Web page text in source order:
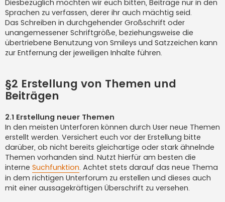
Diesbezüglich möchten wir euch bitten, Beiträge nur in den
Sprachen zu verfassen, derer ihr auch mächtig seid.
Das Schreiben in durchgehender Großschrift oder
unangemessener Schriftgröße, beziehungsweise die
übertriebene Benutzung von Smileys und Satzzeichen kann
zur Entfernung der jeweiligen Inhalte führen.
§2 Erstellung von Themen und
Beiträgen
2.1 Erstellung neuer Themen
In den meisten Unterforen können durch User neue Themen
erstellt werden. Versichert euch vor der Erstellung bitte
darüber, ob nicht bereits gleichartige oder stark ähnelnde
Themen vorhanden sind. Nutzt hierfür am besten die
interne Suchfunktion. Achtet stets darauf das neue Thema
in dem richtigen Unterforum zu erstellen und dieses auch
mit einer aussagekräftigen Überschrift zu versehen.